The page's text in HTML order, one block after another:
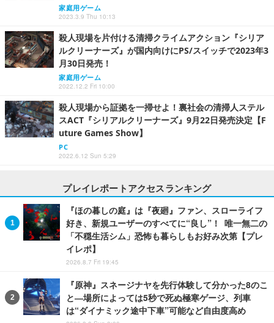
家庭用ゲーム
2023.3.9 Thu 10:13
殺人現場を片付ける清掃クライムアクション『シリア
ルクリーナーズ』が国内向けにPS/スイッチで2023年3
月30日発売！
家庭用ゲーム
2022.12.2 Fri 10:00
殺人現場から証拠を一掃せよ！裏社会の清掃人ステル
スACT『シリアルクリーナーズ』9月22日発売決定【F
uture Games Show】
PC
2022.6.12 Sun 5:29
プレイレポートアクセスランキング
『ほの暮しの庭』は『夜廻』ファン、スローライフ
好き、新規ユーザーのすべてに“良し”！ 唯一無二の
「不穏生活シム」恐怖も暮らしもお好み次第【プレ
イレポ】
2026.8.7 Fri 19:45
『原神』スネージナヤを先行体験して分かった8のこ
と―場所によっては5秒で死ぬ極寒ゲージ、列車
は“ダイナミック途中下車”可能など自由度高め